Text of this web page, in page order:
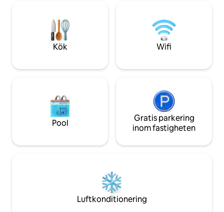
🚣🏻 🐾 Fullt inhägnad, husdjursvänlig
tomt 🐕‍🦺 🎸15 minuter till Broadway,
Bridgestone och Gulch 🤠 ✈️ 20 minuter
till BNA-flygplatsen 🚖
samåkning till
Kombinera med
Johnny för att få
Bäst för
Kök Wifi
Pool
Gratis parkering
inom fastigheten
Luftkonditionering